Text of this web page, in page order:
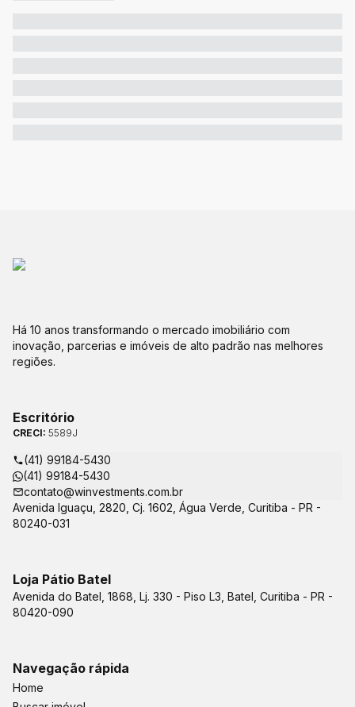
Há 10 anos transformando o mercado imobiliário com
inovação, parcerias e imóveis de alto padrão nas melhores
regiões.
Escritório
CRECI: 5589J
(41) 99184-5430
(41) 99184-5430
contato@winvestments.com.br
Avenida Iguaçu, 2820, Cj. 1602, Água Verde, Curitiba - PR -
80240-031
Loja Pátio Batel
Avenida do Batel, 1868, Lj. 330 - Piso L3, Batel, Curitiba - PR -
80420-090
Navegação rápida
Home